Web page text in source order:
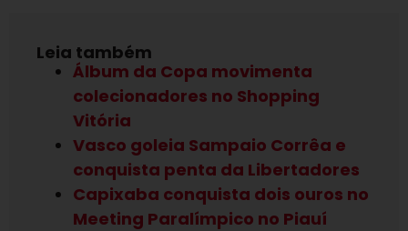
Leia também
Álbum da Copa movimenta
colecionadores no Shopping
Vitória
Vasco goleia Sampaio Corrêa e
conquista penta da Libertadores
Capixaba conquista dois ouros no
Meeting Paralímpico no Piauí